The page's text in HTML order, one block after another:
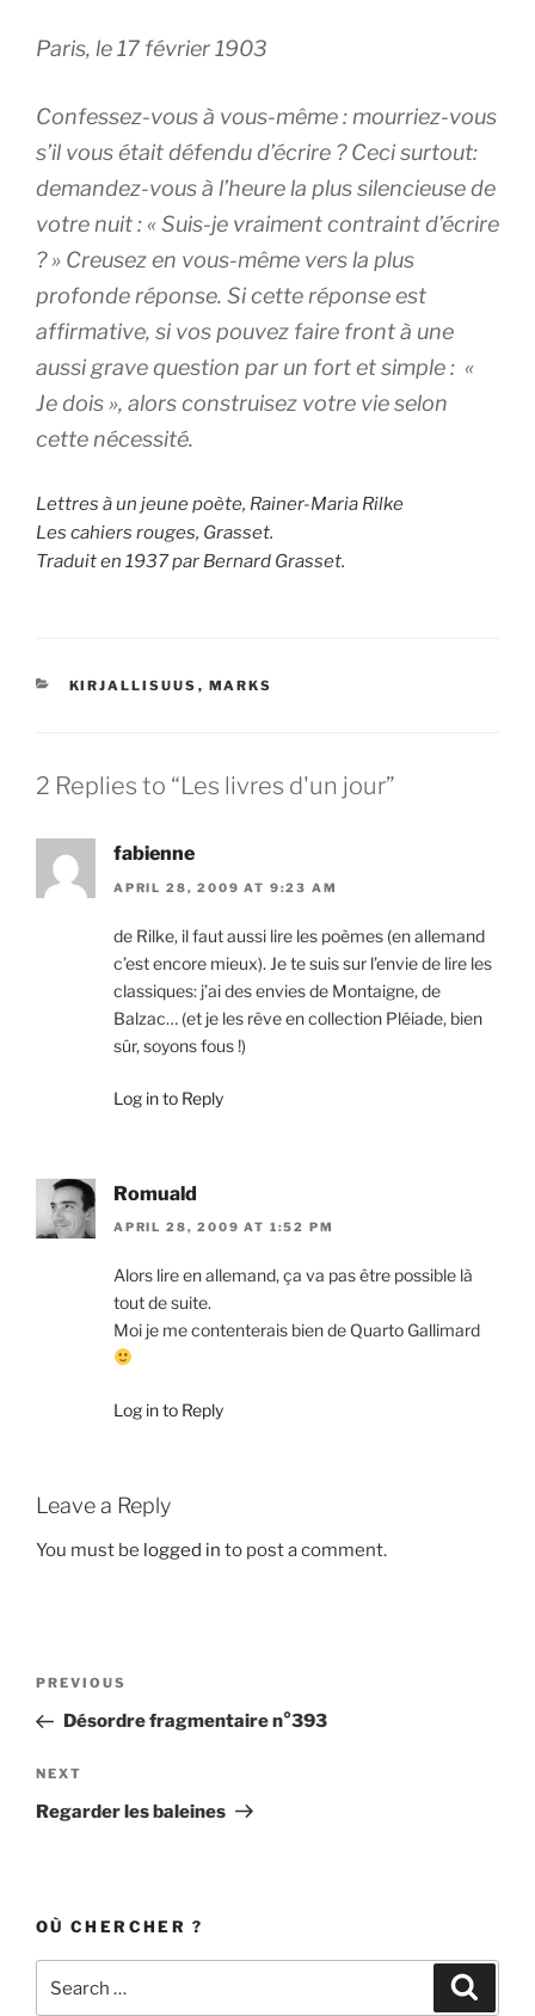
Paris, le 17 février 1903
Confessez-vous à vous-même : mourriez-vous
s’il vous était défendu d’écrire ? Ceci surtout:
demandez-vous à l’heure la plus silencieuse de
votre nuit : « Suis-je vraiment contraint d’écrire
? » Creusez en vous-même vers la plus
profonde réponse. Si cette réponse est
affirmative, si vos pouvez faire front à une
aussi grave question par un fort et simple : «
Je dois», alors construisez votre vie selon
cette nécessité.
Lettres à un jeune poète, Rainer-Maria Rilke
Les cahiers rouges, Grasset.
Traduit en 1937 par Bernard Grasset.
CATEGORIES
KIRJALLISUUS , MARKS
2 Replies to “Les livres d'un jour”
fabienne
APRIL 28, 2009 AT 9:23 AM
de Rilke, il faut aussi lire les poèmes (en allemand
c’est encore mieux). Je te suis sur l’envie de lire les
classiques: j’ai des envies de Montaigne, de
Balzac… (et je les rêve en collection Pléiade, bien
sûr, soyons fous !)
Log in to Reply
Romuald
APRIL 28, 2009 AT 1:52 PM
Alors lire en allemand, ça va pas être possible là
tout de suite.
Moi je me contenterais bien de Quarto Gallimard
Log in to Reply
Leave a Reply
You must be logged in to post a comment.
Previous
Post
PREVIOUS
Désordre fragmentaire n°393
Next
Post
NEXT
Regarder les baleines
OÙ CHERCHER ?